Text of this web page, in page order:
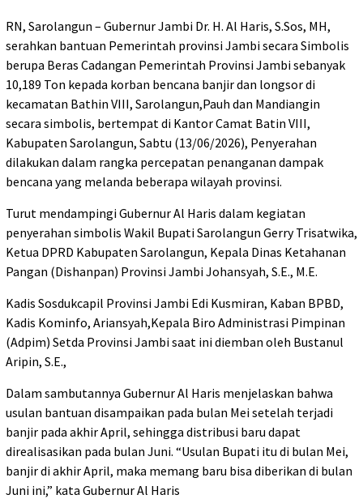
RN, Sarolangun – Gubernur Jambi Dr. H. Al Haris, S.Sos, MH,
serahkan bantuan Pemerintah provinsi Jambi secara Simbolis
berupa Beras Cadangan Pemerintah Provinsi Jambi sebanyak
10,189 Ton kepada korban bencana banjir dan longsor di
kecamatan Bathin VIII, Sarolangun,Pauh dan Mandiangin
secara simbolis, bertempat di Kantor Camat Batin VIII,
Kabupaten Sarolangun, Sabtu (13/06/2026), Penyerahan
dilakukan dalam rangka percepatan penanganan dampak
bencana yang melanda beberapa wilayah provinsi.
Turut mendampingi Gubernur Al Haris dalam kegiatan
penyerahan simbolis Wakil Bupati Sarolangun Gerry Trisatwika,
Ketua DPRD Kabupaten Sarolangun, Kepala Dinas Ketahanan
Pangan (Dishanpan) Provinsi Jambi Johansyah, S.E., M.E.
Kadis Sosdukcapil Provinsi Jambi Edi Kusmiran, Kaban BPBD,
Kadis Kominfo, Ariansyah,Kepala Biro Administrasi Pimpinan
(Adpim) Setda Provinsi Jambi saat ini diemban oleh Bustanul
Aripin, S.E.,
Dalam sambutannya Gubernur Al Haris menjelaskan bahwa
usulan bantuan disampaikan pada bulan Mei setelah terjadi
banjir pada akhir April, sehingga distribusi baru dapat
direalisasikan pada bulan Juni. “Usulan Bupati itu di bulan Mei,
banjir di akhir April, maka memang baru bisa diberikan di bulan
Juni ini,” kata Gubernur Al Haris